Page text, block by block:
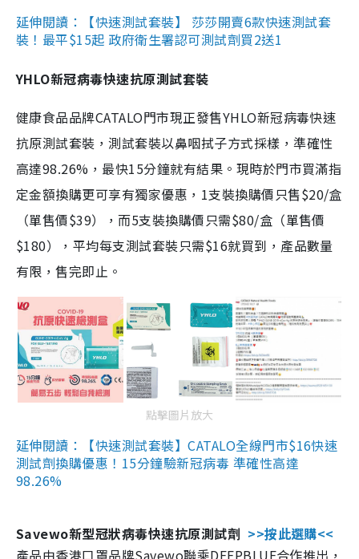
延伸閱讀：【快速測試套裝】 莎莎開賣6款快速測試套
裝！最平$15起 政府衛生署認可測試劑買2送1
YHLO新冠病毒快速抗原測試套裝
健康食品品牌CATALO門市現正發售YHLO新冠病毒快速
抗原測試套裝，測試套裝以鼻咽拭子方式採樣，準確性
高達98.26%，最快15分鐘就有結果。現時於門市買滿指
定金額換購更可享有獨家優惠，1支裝換購價只售$20/盒
（單售價$39），而5支裝換購價只需$80/盒（單售價
$180），平均每支測試套裝只需$16就買到，產品數量
有限，售完即止。
點擊圖片放大
延伸閱讀：【快速測試套裝】CATALO全線門市$16快速
測試劑換購優惠！15分鐘驗新冠病毒 準確性高達
98.26%
Savewo新型冠狀病毒快速抗原測試劑 >>按此選購<<
產品由香港口罩品牌Savewo聯乘DEEPBLUE合作推出，